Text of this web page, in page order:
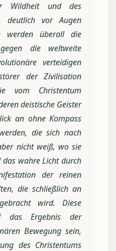
Wildheit und des
deutlich vor Augen
werden überall die
die weltweite
verteidigen
der Zivilisation
vom Christentum
deistische Geister
an ohne Kompass
die sich nach
nicht weiß, wo sie
wahre Licht durch
der reinen
die schließlich an
wird. Diese
das Ergebnis der
Bewegung sein,
des Christentums